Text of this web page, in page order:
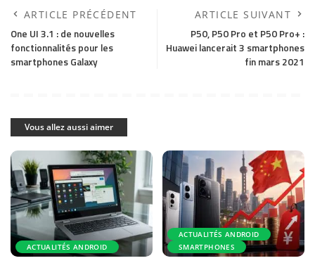
ARTICLE PRÉCÉDENT
One UI 3.1 : de nouvelles
fonctionnalités pour les
smartphones Galaxy
ARTICLE SUIVANT
P50, P50 Pro et P50 Pro+ :
Huawei lancerait 3 smartphones
fin mars 2021
Vous allez aussi aimer
ACTUALITÉS ANDROID
ACTUALITÉS ANDROID
SMARTPHONES